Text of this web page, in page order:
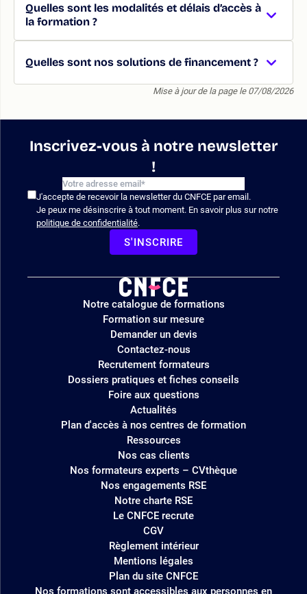
Quelles sont les modalités et délais d’accès à
la formation ?
Quelles sont nos solutions de financement ?
Mise à jour de la page le 07/08/2026
Inscrivez-vous à notre newsletter
!
J'accepte de recevoir la newsletter du CNFCE par email.
Je peux me désinscrire à tout moment. En savoir plus sur notre
politique de confidentialité.
S'INSCRIRE
Logo
site
Notre catalogue de formations
Formation sur mesure
Demander un devis
Contactez-nous
Recrutement formateurs
Dossiers pratiques et fiches conseils
Foire aux questions
Actualités
Plan d'accès à nos centres de formation
Ressources
Nos cas clients
Nos formateurs experts – CVthèque
Nos engagements RSE
Notre charte RSE
Le CNFCE recrute
CGV
Règlement intérieur
Mentions légales
Plan du site CNFCE
Nos formations sont accessibles aux personnes en